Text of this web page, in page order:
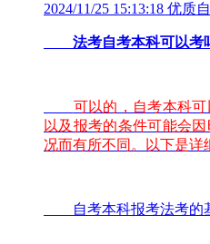
2024/11/25 15:13:18 优质
法考自考本科可以考
可以的，自考本科
以及报考的条件可能会
况而有所不同。以下是详
自考本科报考法考的